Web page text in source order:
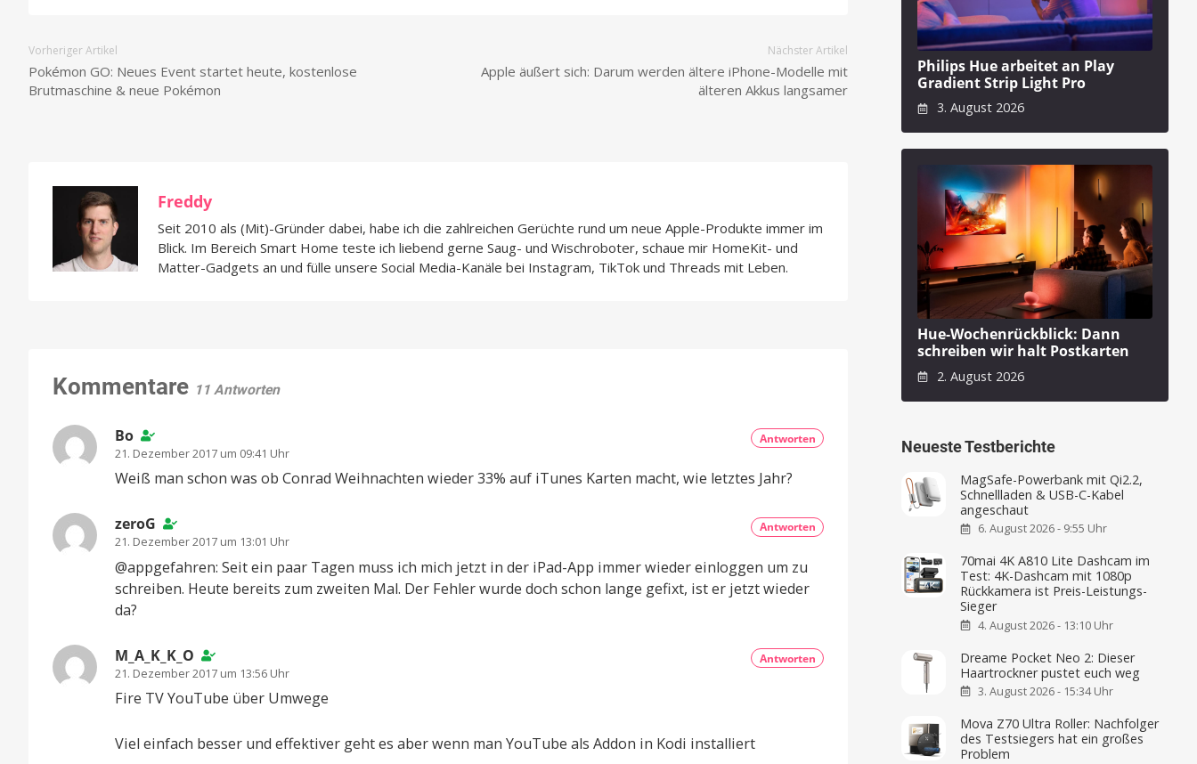
Vorheriger Artikel
Pokémon GO: Neues Event startet heute, kostenlose
Brutmaschine & neue Pokémon
Nächster Artikel
Apple äußert sich: Darum werden ältere iPhone-Modelle mit
älteren Akkus langsamer
Freddy
Seit 2010 als (Mit)-Gründer dabei, habe ich die zahlreichen Gerüchte rund um neue Apple-Produkte immer im
Blick. Im Bereich Smart Home teste ich liebend gerne Saug- und Wischroboter, schaue mir HomeKit- und
Matter-Gadgets an und fülle unsere Social Media-Kanäle bei Instagram, TikTok und Threads mit Leben.
Kommentare 11 Antworten
Bo
21. Dezember 2017 um 09:41 Uhr
Weiß man schon was ob Conrad Weihnachten wieder 33% auf iTunes Karten macht, wie letztes Jahr?
Antworten
zeroG
21. Dezember 2017 um 13:01 Uhr
@appgefahren: Seit ein paar Tagen muss ich mich jetzt in der iPad-App immer wieder einloggen um zu
schreiben. Heute bereits zum zweiten Mal. Der Fehler wurde doch schon lange gefixt, ist er jetzt wieder
da?
Antworten
M_A_K_K_O
21. Dezember 2017 um 13:56 Uhr
Fire TV YouTube über Umwege
Viel einfach besser und effektiver geht es aber wenn man YouTube als Addon in Kodi installiert
Antworten
Philips Hue arbeitet an Play
Gradient Strip Light Pro
3. August 2026
Hue-Wochenrückblick: Dann
schreiben wir halt Postkarten
2. August 2026
Neueste Testberichte
MagSafe-Powerbank mit Qi2.2,
Schnellladen & USB-C-Kabel
angeschaut
6. August 2026 - 9:55 Uhr
70mai 4K A810 Lite Dashcam im
Test: 4K-Dashcam mit 1080p
Rückkamera ist Preis-Leistungs-
Sieger
4. August 2026 - 13:10 Uhr
Dreame Pocket Neo 2: Dieser
Haartrockner pustet euch weg
3. August 2026 - 15:34 Uhr
Mova Z70 Ultra Roller: Nachfolger
des Testsiegers hat ein großes
Problem